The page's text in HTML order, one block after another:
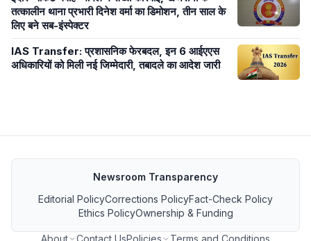
तत्कालीन थाना प्रभारी दिनेश वर्मा का डिमोशन, तीन साल के
लिए बने सब-इंस्पेक्टर
IAS Transfer: प्रशासनिक फेरबदल, इन 6 आईएएस
अधिकारियों को मिली नई जिम्मेदारी, तबादले का आदेश जारी
Newsroom Transparency
Editorial PolicyCorrections PolicyFact-Check Policy
Ethics PolicyOwnership & Funding
About Contact UsPolicies Terms and Conditions